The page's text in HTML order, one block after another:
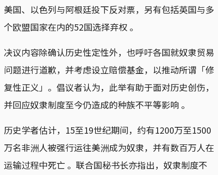
美国、以色列与阿根廷投下反对票，另有包括英国与多
个欧盟国家在内的52国选择弃权 。
决议内容除确认历史性定性外，也呼吁各国就奴隶贸易
问题进行道歉，并考虑设立赔偿基金，以推动所谓「修
复性正义」。倡议者认为，此举有助于面对历史创伤，
并回应奴隶制度至今仍造成的种族不平等影响 。
历史学者估计，15至19世纪期间，约有1200万至1500
万名非洲人被强行运往美洲成为奴隶，并有数百万人在
运输过程中死亡 。联合国秘书长亦指出，奴隶制度不